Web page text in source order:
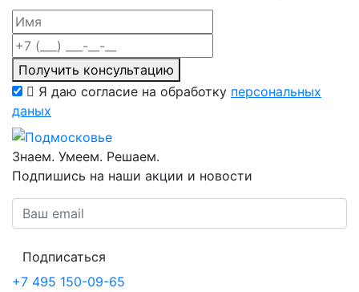
Получить консультацию
Я даю согласие на обработку персональных
даных
Знаем. Умеем. Решаем.
Подпишись на наши акции и новости
Подписаться
+7 495 150-09-65